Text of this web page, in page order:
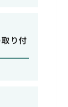
り付